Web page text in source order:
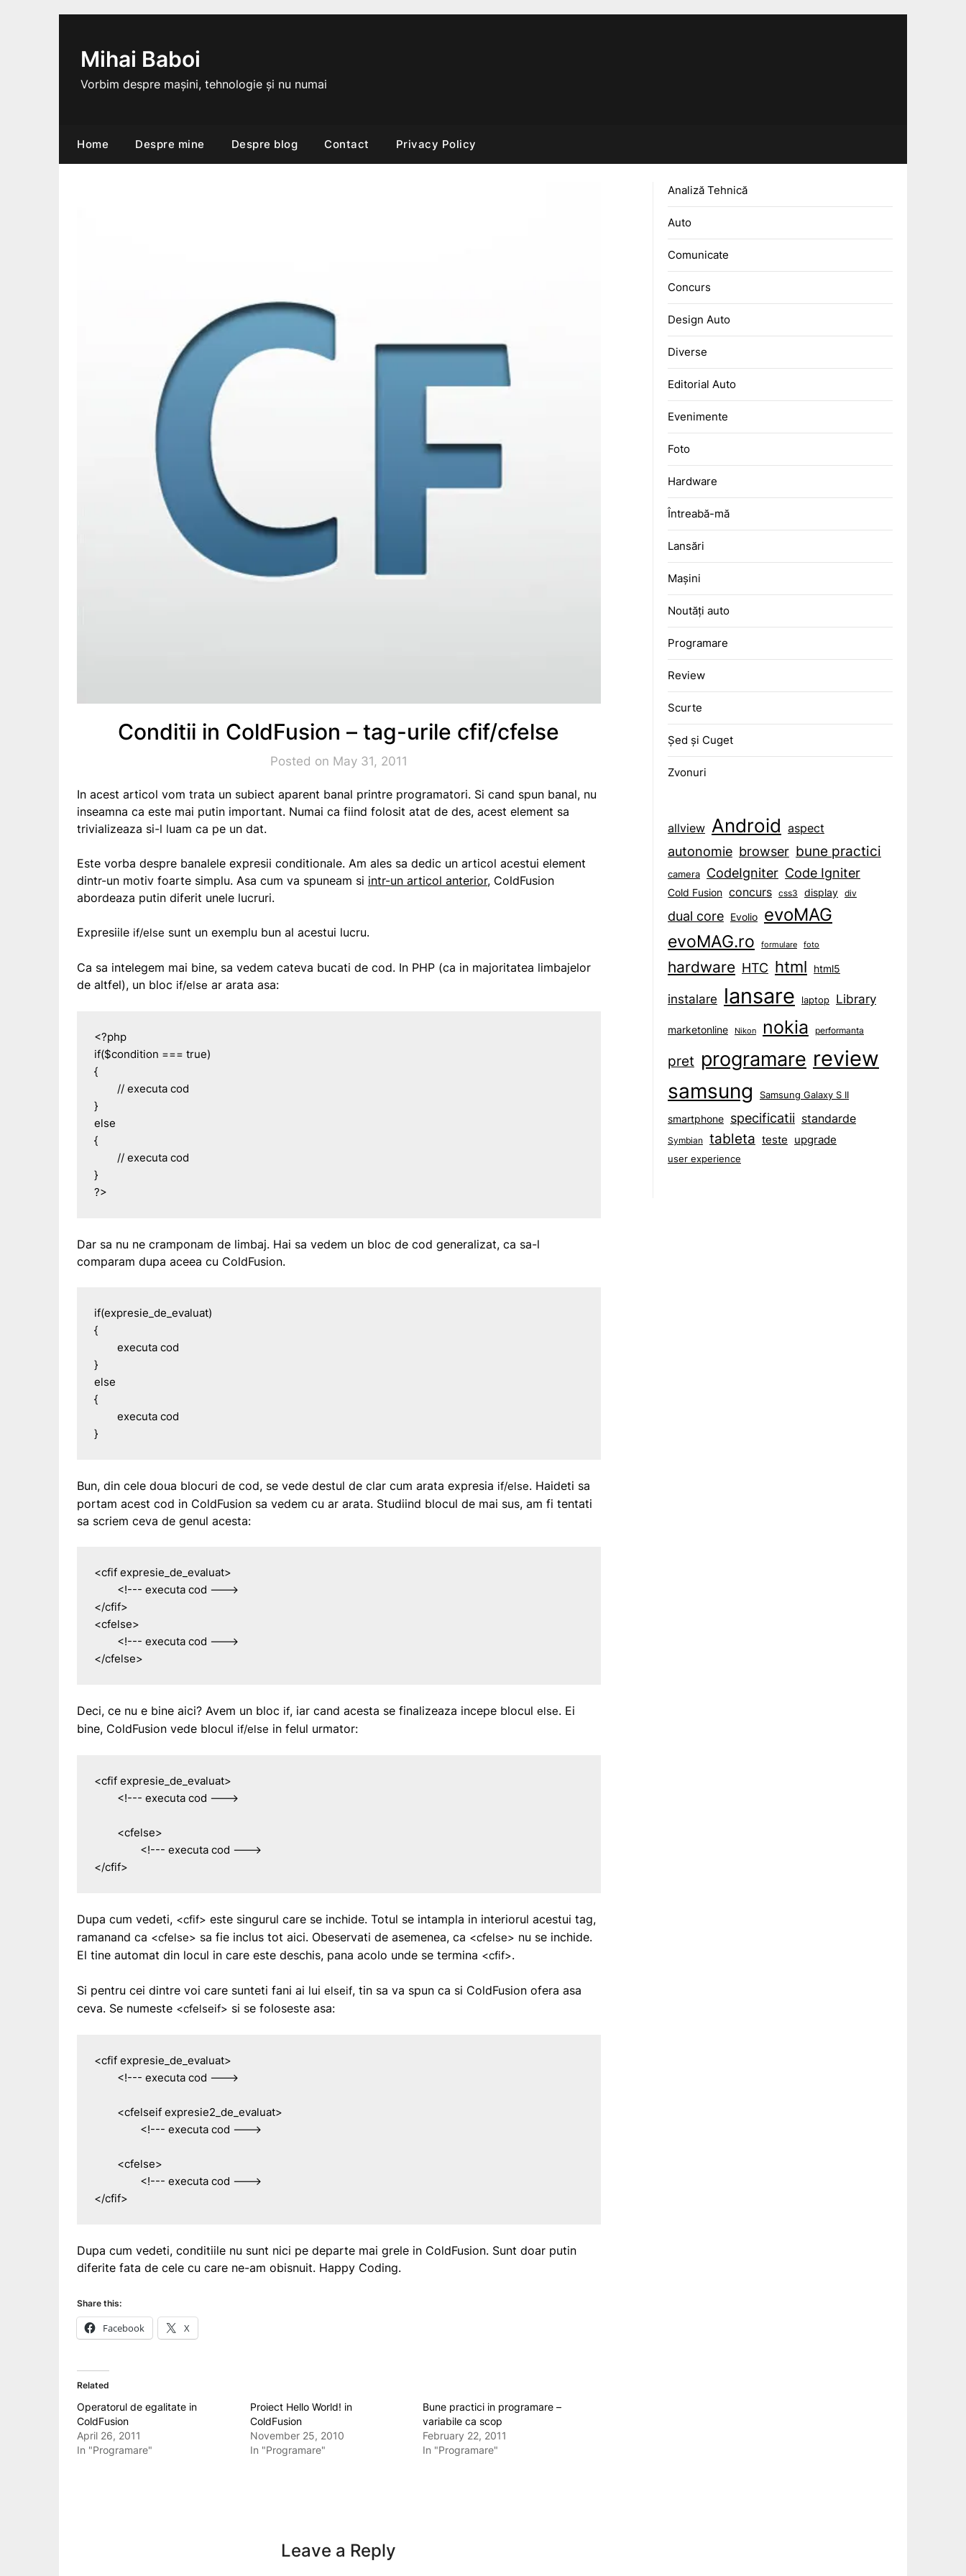
Mihai Baboi
Vorbim despre mașini, tehnologie și nu numai
Home Despre mine Despre blog Contact Privacy Policy
Conditii in ColdFusion – tag-urile cfif/cfelse
Posted on May 31, 2011
In acest articol vom trata un subiect aparent banal printre programatori. Si cand spun banal, nu
inseamna ca este mai putin important. Numai ca fiind folosit atat de des, acest element sa
trivializeaza si-l luam ca pe un dat.
Este vorba despre banalele expresii conditionale. Am ales sa dedic un articol acestui element
dintr-un motiv foarte simplu. Asa cum va spuneam si intr-un articol anterior, ColdFusion
abordeaza putin diferit unele lucruri.
Expresiile if/else sunt un exemplu bun al acestui lucru.
Ca sa intelegem mai bine, sa vedem cateva bucati de cod. In PHP (ca in majoritatea limbajelor
de altfel), un bloc if/else ar arata asa:
<?php
if($condition === true)
{
}
else
{
}
?>
Dar sa nu ne cramponam de limbaj. Hai sa vedem un bloc de cod generalizat, ca sa-l
comparam dupa aceea cu ColdFusion.
if(expresie_de_evaluat)
{
}
else
{
}
Bun, din cele doua blocuri de cod, se vede destul de clar cum arata expresia if/else. Haideti sa
portam acest cod in ColdFusion sa vedem cu ar arata. Studiind blocul de mai sus, am fi tentati
sa scriem ceva de genul acesta:
<cfif expresie_de_evaluat>
</cfif>
<cfelse>
</cfelse>
Deci, ce nu e bine aici? Avem un bloc if, iar cand acesta se finalizeaza incepe blocul else. Ei
bine, ColdFusion vede blocul if/else in felul urmator:
<cfif expresie_de_evaluat>
</cfif>
Dupa cum vedeti, <cfif> este singurul care se inchide. Totul se intampla in interiorul acestui tag,
ramanand ca <cfelse> sa fie inclus tot aici. Obeservati de asemenea, ca <cfelse> nu se inchide.
El tine automat din locul in care este deschis, pana acolo unde se termina <cfif>.
Si pentru cei dintre voi care sunteti fani ai lui elseif, tin sa va spun ca si ColdFusion ofera asa
ceva. Se numeste <cfelseif> si se foloseste asa:
<cfif expresie_de_evaluat>
</cfif>
Dupa cum vedeti, conditiile nu sunt nici pe departe mai grele in ColdFusion. Sunt doar putin
diferite fata de cele cu care ne-am obisnuit. Happy Coding.
Share this:
Facebook X
Related
Operatorul de egalitate in
ColdFusion
April 26, 2011
In "Programare"
Proiect Hello World! in
ColdFusion
November 25, 2010
In "Programare"
Bune practici in programare –
variabile ca scop
February 22, 2011
In "Programare"
Leave a Reply
Analiză Tehnică
Auto
Comunicate
Concurs
Design Auto
Diverse
Editorial Auto
Evenimente
Foto
Hardware
Întreabă-mă
Lansări
Mașini
Noutăți auto
Programare
Review
Scurte
Șed și Cuget
Zvonuri
allview Android aspect
autonomie browser bune practici
camera CodeIgniter Code Igniter
Cold Fusion concurs css3 display div
dual core Evolio evoMAG
evoMAG.ro formulare foto
hardware HTC html html5
instalare lansare laptop Library
marketonline Nikon nokia performanta
pret programare review
samsung Samsung Galaxy S II
smartphone specificatii standarde
Symbian tableta teste upgrade
user experience